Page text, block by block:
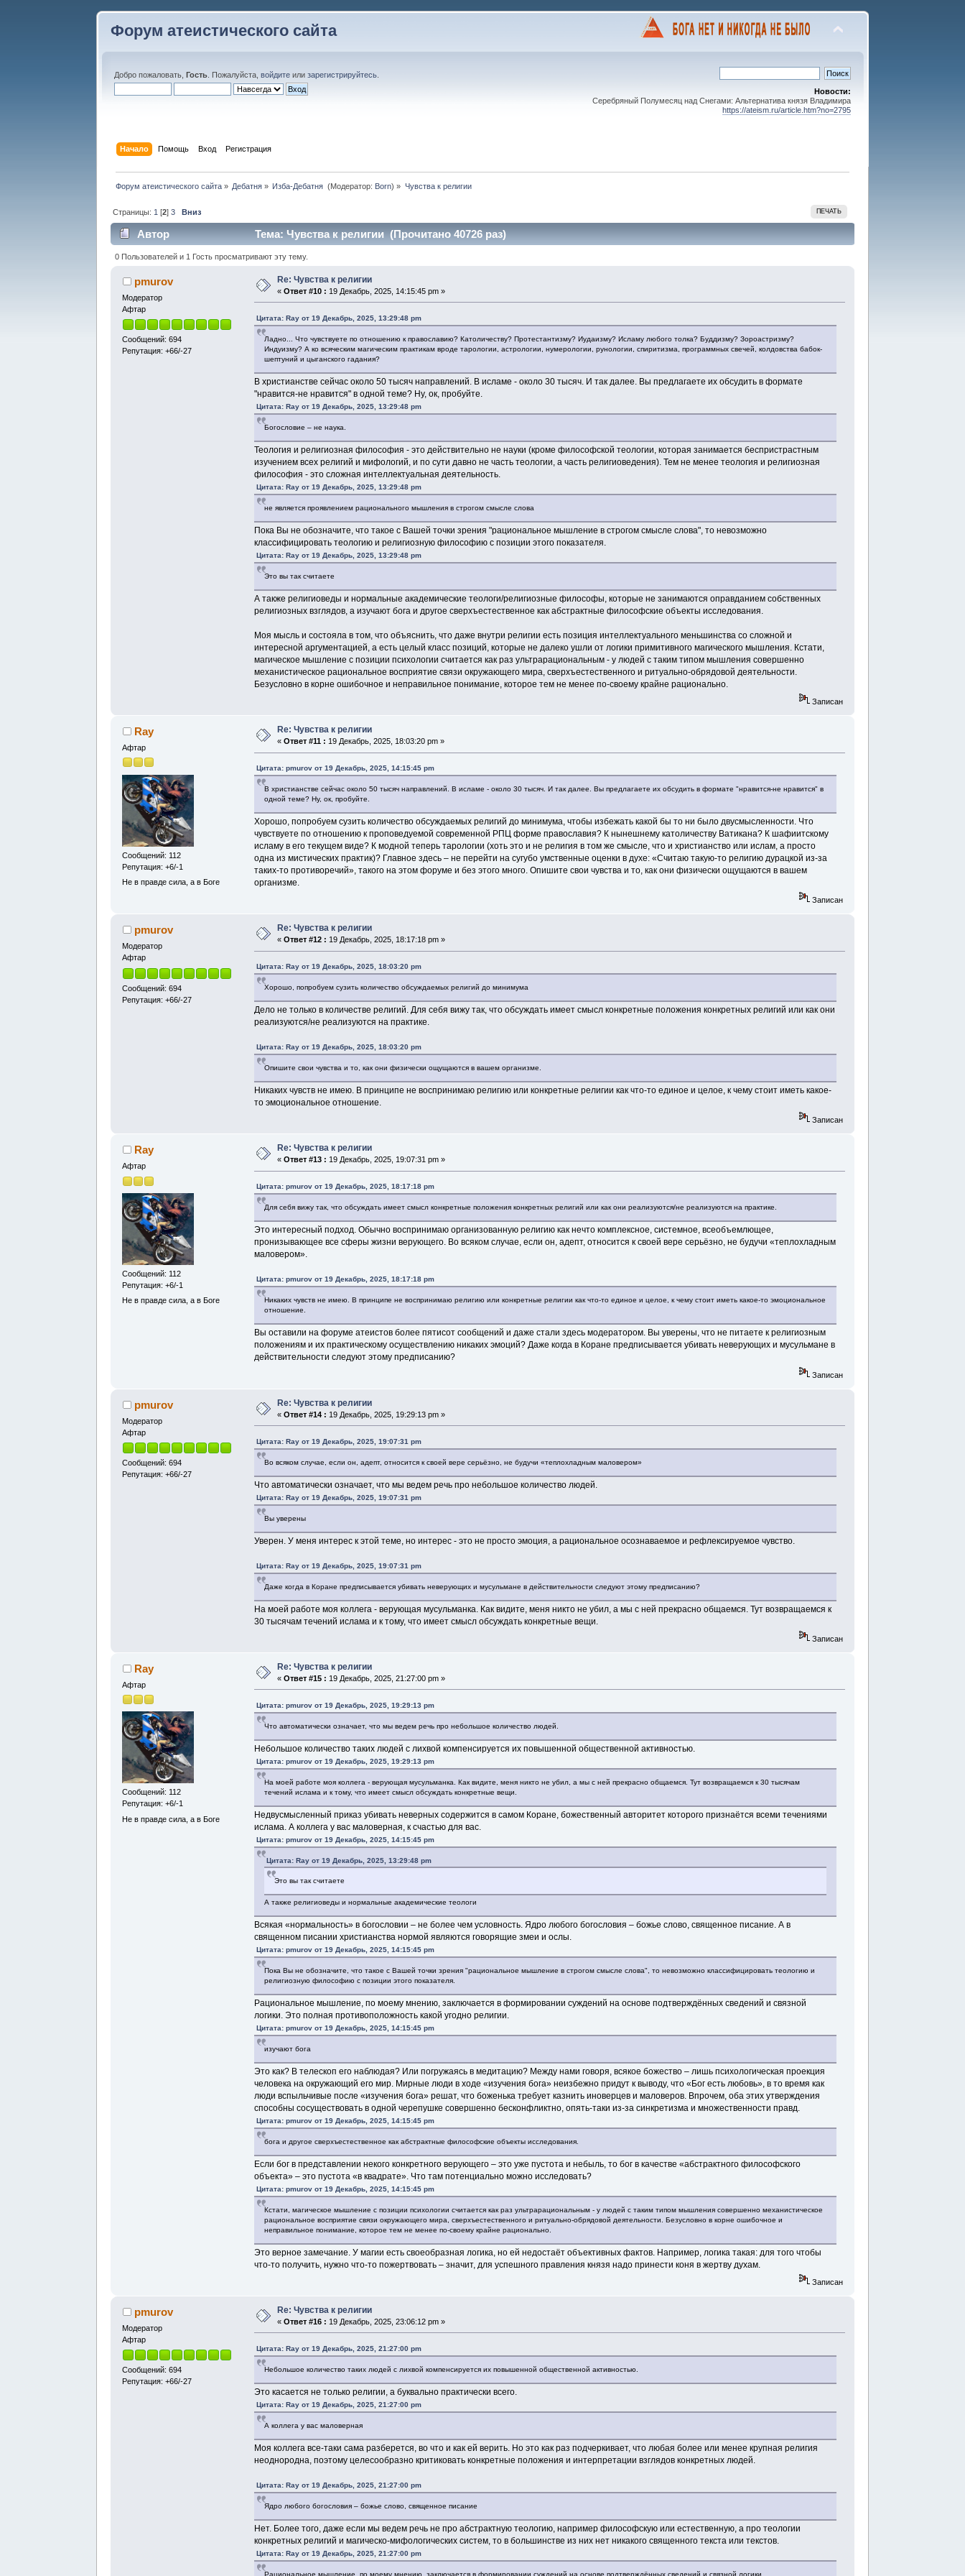
Форум атеистического сайта
Добро пожаловать,Гость . Пожалуйста,войдите илизарегистрируйтесь
Новости:
Серебряный Полумесяц над Снегами: Альтернатива князя Владимира
https://ateism.ru/article.htm?no=2795
Начало Помощь Вход Регистрация
Форум атеистического сайта» Дебатня» Изба-Дебатня (Модератор: Born) » Чувства к религии
ПЕЧАТЬ
Страницы: 1 [2] 3 Вниз
Автор Тема: Чувства к религии (Прочитано 40726 раз)
0 Пользователей и 1 Гость просматривают эту тему.
pmurov
Модератор
Афтар
Сообщений: 694
Репутация: +66/-27
Re: Чувства к религии
«Ответ #10 : 19 Декабрь, 2025, 14:15:45 pm »
Цитата: Ray от 19 Декабрь, 2025, 13:29:48 pm
Ладно... Что чувствуете по отношению к православию? Католичеству? Протестантизму? Иудаизму? Исламу любого толка? Буддизму? Зороастризму?
Индуизму? А ко всяческим магическим практикам вроде тарологии, астрологии, нумерологии, рунологии, спиритизма, программных свечей, колдовства бабок-
шептуний и цыганского гадания?
В христианстве сейчас около 50 тысяч направлений. В исламе - около 30 тысяч. И так далее. Вы предлагаете их обсудить в формате
"нравится-не нравится" в одной теме? Ну, ок, пробуйте.
Цитата: Ray от 19 Декабрь, 2025, 13:29:48 pm
Богословие – не наука.
Теология и религиозная философия - это действительно не науки (кроме философской теологии, которая занимается беспристрастным
изучением всех религий и мифологий, и по сути давно не часть теологии, а часть религиоведения). Тем не менее теология и религиозная
философия - это сложная интеллектуальная деятельность.
Цитата: Ray от 19 Декабрь, 2025, 13:29:48 pm
не является проявлением рационального мышления в строгом смысле слова
Пока Вы не обозначите, что такое с Вашей точки зрения "рациональное мышление в строгом смысле слова", то невозможно
классифицировать теологию и религиозную философию с позиции этого показателя.
Цитата: Ray от 19 Декабрь, 2025, 13:29:48 pm
Это вы так считаете
А также религиоведы и нормальные академические теологи/религиозные философы, которые не занимаются оправданием собственных
религиозных взглядов, а изучают бога и другое сверхъестественное как абстрактные философские объекты исследования.
Моя мысль и состояла в том, что объяснить, что даже внутри религии есть позиция интеллектуального меньшинства со сложной и
интересной аргументацией, а есть целый класс позиций, которые не далеко ушли от логики примитивного магического мышления. Кстати,
магическое мышление с позиции психологии считается как раз ультрарациональным - у людей с таким типом мышления совершенно
механистическое рациональное восприятие связи окружающего мира, сверхъестественного и ритуально-обрядовой деятельности.
Безусловно в корне ошибочное и неправильное понимание, которое тем не менее по-своему крайне рационально.
Записан
Ray
Афтар
Сообщений: 112
Репутация: +6/-1
Не в правде сила, а в Боге
Re: Чувства к религии
«Ответ #11 : 19 Декабрь, 2025, 18:03:20 pm »
Цитата: pmurov от 19 Декабрь, 2025, 14:15:45 pm
В христианстве сейчас около 50 тысяч направлений. В исламе - около 30 тысяч. И так далее. Вы предлагаете их обсудить в формате "нравится-не нравится" в
одной теме? Ну, ок, пробуйте.
Хорошо, попробуем сузить количество обсуждаемых религий до минимума, чтобы избежать какой бы то ни было двусмысленности. Что
чувствуете по отношению к проповедуемой современной РПЦ форме православия? К нынешнему католичеству Ватикана? К шафиитскому
исламу в его текущем виде? К модной теперь тарологии (хоть это и не религия в том же смысле, что и христианство или ислам, а просто
одна из мистических практик)? Главное здесь ‒ не перейти на сугубо умственные оценки в духе: «Считаю такую-то религию дурацкой из-за
таких-то противоречий», такого на этом форуме и без этого много. Опишите свои чувства и то, как они физически ощущаются в вашем
организме.
Записан
pmurov
Модератор
Афтар
Сообщений: 694
Репутация: +66/-27
Re: Чувства к религии
«Ответ #12 : 19 Декабрь, 2025, 18:17:18 pm »
Цитата: Ray от 19 Декабрь, 2025, 18:03:20 pm
Хорошо, попробуем сузить количество обсуждаемых религий до минимума
Дело не только в количестве религий. Для себя вижу так, что обсуждать имеет смысл конкретные положения конкретных религий или как они
реализуются/не реализуются на практике.
Цитата: Ray от 19 Декабрь, 2025, 18:03:20 pm
Опишите свои чувства и то, как они физически ощущаются в вашем организме.
Никаких чувств не имею. В принципе не воспринимаю религию или конкретные религии как что-то единое и целое, к чему стоит иметь какое-
то эмоциональное отношение.
Записан
Ray
Афтар
Сообщений: 112
Репутация: +6/-1
Не в правде сила, а в Боге
Re: Чувства к религии
«Ответ #13 : 19 Декабрь, 2025, 19:07:31 pm »
Цитата: pmurov от 19 Декабрь, 2025, 18:17:18 pm
Для себя вижу так, что обсуждать имеет смысл конкретные положения конкретных религий или как они реализуются/не реализуются на практике.
Это интересный подход. Обычно воспринимаю организованную религию как нечто комплексное, системное, всеобъемлющее,
пронизывающее все сферы жизни верующего. Во всяком случае, если он, адепт, относится к своей вере серьёзно, не будучи «теплохладным
маловером».
Цитата: pmurov от 19 Декабрь, 2025, 18:17:18 pm
Никаких чувств не имею. В принципе не воспринимаю религию или конкретные религии как что-то единое и целое, к чему стоит иметь какое-то эмоциональное
отношение.
Вы оставили на форуме атеистов более пятисот сообщений и даже стали здесь модератором. Вы уверены, что не питаете к религиозным
положениям и их практическому осуществлению никаких эмоций? Даже когда в Коране предписывается убивать неверующих и мусульмане в
действительности следуют этому предписанию?
Записан
pmurov
Модератор
Афтар
Сообщений: 694
Репутация: +66/-27
Re: Чувства к религии
«Ответ #14 : 19 Декабрь, 2025, 19:29:13 pm »
Цитата: Ray от 19 Декабрь, 2025, 19:07:31 pm
Во всяком случае, если он, адепт, относится к своей вере серьёзно, не будучи «теплохладным маловером»
Что автоматически означает, что мы ведем речь про небольшое количество людей.
Цитата: Ray от 19 Декабрь, 2025, 19:07:31 pm
Вы уверены
Уверен. У меня интерес к этой теме, но интерес - это не просто эмоция, а рациональное осознаваемое и рефлексируемое чувство.
Цитата: Ray от 19 Декабрь, 2025, 19:07:31 pm
Даже когда в Коране предписывается убивать неверующих и мусульмане в действительности следуют этому предписанию?
На моей работе моя коллега - верующая мусульманка. Как видите, меня никто не убил, а мы с ней прекрасно общаемся. Тут возвращаемся к
30 тысячам течений ислама и к тому, что имеет смысл обсуждать конкретные вещи.
Записан
Ray
Афтар
Сообщений: 112
Репутация: +6/-1
Не в правде сила, а в Боге
Re: Чувства к религии
«Ответ #15 : 19 Декабрь, 2025, 21:27:00 pm »
Цитата: pmurov от 19 Декабрь, 2025, 19:29:13 pm
Что автоматически означает, что мы ведем речь про небольшое количество людей.
Небольшое количество таких людей с лихвой компенсируется их повышенной общественной активностью.
Цитата: pmurov от 19 Декабрь, 2025, 19:29:13 pm
На моей работе моя коллега - верующая мусульманка. Как видите, меня никто не убил, а мы с ней прекрасно общаемся. Тут возвращаемся к 30 тысячам
течений ислама и к тому, что имеет смысл обсуждать конкретные вещи.
Недвусмысленный приказ убивать неверных содержится в самом Коране, божественный авторитет которого признаётся всеми течениями
ислама. А коллега у вас маловерная, к счастью для вас.
Цитата: pmurov от 19 Декабрь, 2025, 14:15:45 pm
Цитата: Ray от 19 Декабрь, 2025, 13:29:48 pm
Это вы так считаете
А также религиоведы и нормальные академические теологи
Всякая «нормальность» в богословии – не более чем условность. Ядро любого богословия – божье слово, священное писание. А в
священном писании христианства нормой являются говорящие змеи и ослы.
Цитата: pmurov от 19 Декабрь, 2025, 14:15:45 pm
Пока Вы не обозначите, что такое с Вашей точки зрения "рациональное мышление в строгом смысле слова", то невозможно классифицировать теологию и
религиозную философию с позиции этого показателя.
Рациональное мышление, по моему мнению, заключается в формировании суждений на основе подтверждённых сведений и связной
логики. Это полная противоположность какой угодно религии.
Цитата: pmurov от 19 Декабрь, 2025, 14:15:45 pm
изучают бога
Это как? В телескоп его наблюдая? Или погружаясь в медитацию? Между нами говоря, всякое божество – лишь психологическая проекция
человека на окружающий его мир. Мирные люди в ходе «изучения бога» неизбежно придут к выводу, что «Бог есть любовь», в то время как
люди вспыльчивые после «изучения бога» решат, что боженька требует казнить иноверцев и маловеров. Впрочем, оба этих утверждения
способны сосуществовать в одной черепушке совершенно бесконфликтно, опять-таки из-за синкретизма и множественности правд.
Цитата: pmurov от 19 Декабрь, 2025, 14:15:45 pm
бога и другое сверхъестественное как абстрактные философские объекты исследования.
Если бог в представлении некого конкретного верующего ‒ это уже пустота и небыль, то бог в качестве «абстрактного философского
объекта» ‒ это пустота «в квадрате». Что там потенциально можно исследовать?
Цитата: pmurov от 19 Декабрь, 2025, 14:15:45 pm
Кстати, магическое мышление с позиции психологии считается как раз ультрарациональным - у людей с таким типом мышления совершенно механистическое
рациональное восприятие связи окружающего мира, сверхъестественного и ритуально-обрядовой деятельности. Безусловно в корне ошибочное и
неправильное понимание, которое тем не менее по-своему крайне рационально.
Это верное замечание. У магии есть своеобразная логика, но ей недостаёт объективных фактов. Например, логика такая: для того чтобы
что-то получить, нужно что-то пожертвовать ‒ значит, для успешного правления князя надо принести коня в жертву духам.
Записан
pmurov
Модератор
Афтар
Сообщений: 694
Репутация: +66/-27
Re: Чувства к религии
«Ответ #16 : 19 Декабрь, 2025, 23:06:12 pm »
Цитата: Ray от 19 Декабрь, 2025, 21:27:00 pm
Небольшое количество таких людей с лихвой компенсируется их повышенной общественной активностью.
Это касается не только религии, а буквально практически всего.
Цитата: Ray от 19 Декабрь, 2025, 21:27:00 pm
А коллега у вас маловерная
Моя коллега все-таки сама разберется, во что и как ей верить. Но это как раз подчеркивает, что любая более или менее крупная религия
неоднородна, поэтому целесообразно критиковать конкретные положения и интерпретации взглядов конкретных людей.
Цитата: Ray от 19 Декабрь, 2025, 21:27:00 pm
Ядро любого богословия – божье слово, священное писание
Нет. Более того, даже если мы ведем речь не про абстрактную теологию, например философскую или естественную, а про теологии
конкретных религий и магическо-мифологических систем, то в большинстве из них нет никакого священного текста или текстов.
Цитата: Ray от 19 Декабрь, 2025, 21:27:00 pm
Рациональное мышление, по моему мнению, заключается в формировании суждений на основе подтверждённых сведений и связной логики